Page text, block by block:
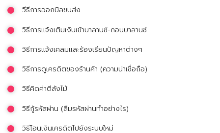
วีธีการออกบิลขนส่ง
วิธีการเเจ้งเติมเงินเข้าบาลานซ์-ถอนบาลานซ์
วิธีการเเจ้งเคลมเเละร้องเรียนปัญหาต่างๆ
วิธีการดูเครดิตของร้านค้า (ความน่าเชื่อถือ)
วิธีคิดค่าตีลังไม้
วิธีกู้รหัสผ่าน (ลืมรหัสผ่านทำอย่างไร)
วิธีโอนเงินเครดิตไปยังระบบใหม่